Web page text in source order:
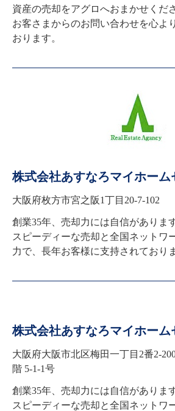
資産の売却をアグロへおまかせくだ
お客さまからのお問い合わせを心よ
おります。
株式会社あすなろマイホーム
大阪府枚方市宮之阪1丁目20-7-102
創業35年、売却力には自信がありま
スピーディーな売却と全国ネットワ
力で、長年お客様に支持されており
株式会社あすなろマイホーム
大阪府大阪市北区梅田一丁目2番2-
階 5-1-1号
創業35年、売却力には自信がありま
スピーディーな売却と全国ネットワ